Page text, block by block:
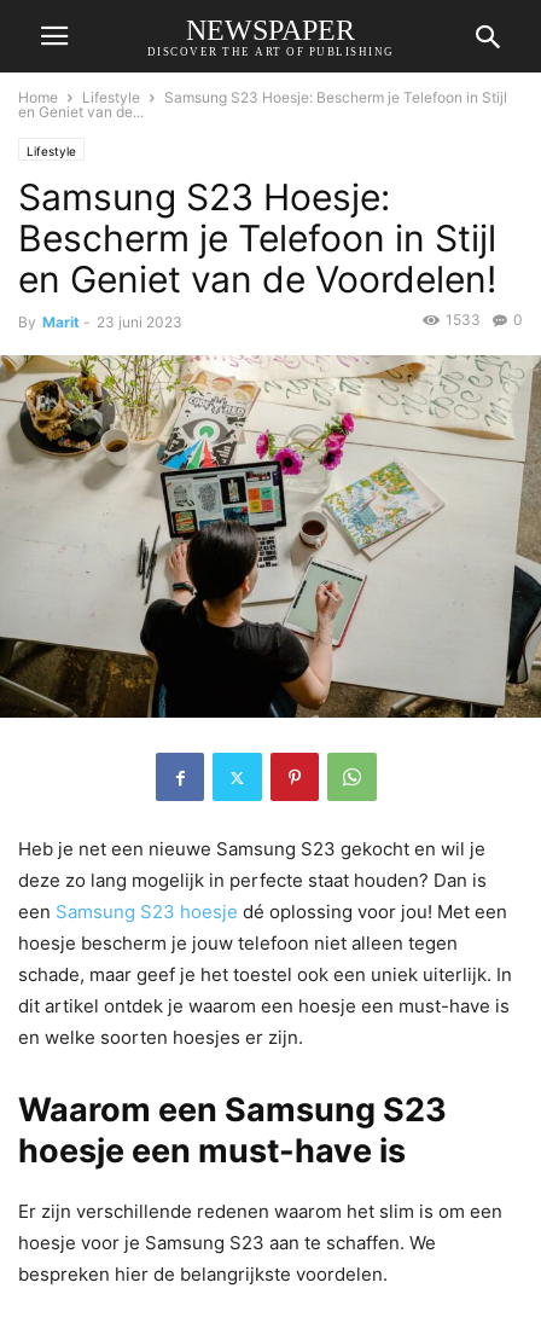
NEWSPAPER
DISCOVER THE ART OF PUBLISHING
Home Lifestyle
Samsung S23 Hoesje: Bescherm je Telefoon in Stijl
en Geniet van de...
Lifestyle
Samsung S23 Hoesje:
Bescherm je Telefoon in Stijl
en Geniet van de Voordelen!
By Marit - 23 juni 2023 0
1533
Heb je net een nieuwe Samsung S23 gekocht en wil je
deze zo lang mogelijk in perfecte staat houden? Dan is
een Samsung S23 hoesje dé oplossing voor jou! Met een
hoesje bescherm je jouw telefoon niet alleen tegen
schade, maar geef je het toestel ook een uniek uiterlijk. In
dit artikel ontdek je waarom een hoesje een must-have is
en welke soorten hoesjes er zijn.
Waarom een Samsung S23
hoesje een must-have is
Er zijn verschillende redenen waarom het slim is om een
hoesje voor je Samsung S23 aan te schaffen. We
bespreken hier de belangrijkste voordelen.